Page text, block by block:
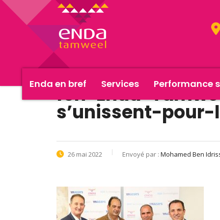
Enda en bref Services Performance
fen-Enda-
s’unissent-
26 mai 2022 Envoyé par : Mohamed Ben